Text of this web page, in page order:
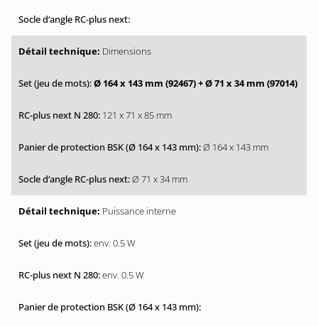
Dimensions
Ø 164 x 143 mm (92467)+ Ø 71 x 34 mm (97014)
121 x 71 x 85 mm
Ø 164 x 143 mm
Ø 71 x 34 mm
Puissance interne
env. 0.5 W
env. 0.5 W